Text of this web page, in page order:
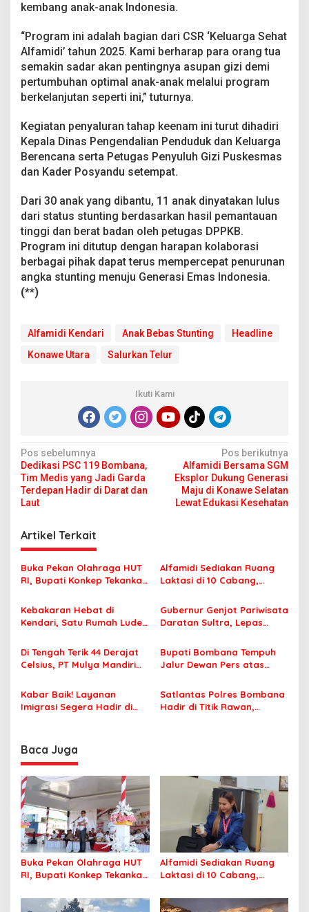
e
t
a
r
kembang anak-anak Indonesia.
“Program ini adalah bagian dari CSR ‘Keluarga Sehat
Alfamidi’ tahun 2025. Kami berharap para orang tua
semakin sadar akan pentingnya asupan gizi demi
pertumbuhan optimal anak-anak melalui program
berkelanjutan seperti ini,” tuturnya.
Kegiatan penyaluran tahap keenam ini turut dihadiri
Kepala Dinas Pengendalian Penduduk dan Keluarga
Berencana serta Petugas Penyuluh Gizi Puskesmas
dan Kader Posyandu setempat.
Dari 30 anak yang dibantu, 11 anak dinyatakan lulus
dari status stunting berdasarkan hasil pemantauan
tinggi dan berat badan oleh petugas DPPKB.
Program ini ditutup dengan harapan kolaborasi
berbagai pihak dapat terus mempercepat penurunan
angka stunting menuju Generasi Emas Indonesia.
(**)
Alfamidi Kendari Anak Bebas Stunting
Headline
Konawe Utara
Salurkan Telur
Ikuti Kami
N
a
v
g
a
s
p
o
s
Pos sebelumnya
Dedikasi PSC 119 Bombana,
Tim Medis yang Jadi Garda
Terdepan Hadir di Darat dan
Laut
Pos berikutnya
Alfamidi Bersama SGM
Eksplor Dukung Generasi
Maju di Konawe Selatan
Lewat Edukasi Kesehatan
Artikel Terkait
Buka Pekan Olahraga HUT
RI, Bupati Konkep Tekankan
Tantangan Pembangunan
Alfamidi Sediakan Ruang
Laktasi di 10 Cabang,
ASI Eksklusif
Kebakaran Hebat di
Kendari, Satu Rumah Ludes
Gubernur Genjot Pariwisata
Daratan Sultra, Lepas
Tiga Kabupaten Unggulan
Di Tengah Terik 44 Derajat
Celsius, PT Mulya Mandiri
Jamaah Tetap Sehat dan
Nyaman Beribadah
Bupati Bombana Tempuh
Jalur Dewan Pers atas
Korupsi Jembatan Cirauci II
Kabar Baik! Layanan
Imigrasi Segera Hadir di
Satlantas Polres Bombana
Hadir di Titik Rawan,
Baca Juga
Buka Pekan Olahraga HUT
RI, Bupati Konkep Tekankan
Tantangan Pembangunan
Alfamidi Sediakan Ruang
Laktasi di 10 Cabang,
ASI Eksklusif